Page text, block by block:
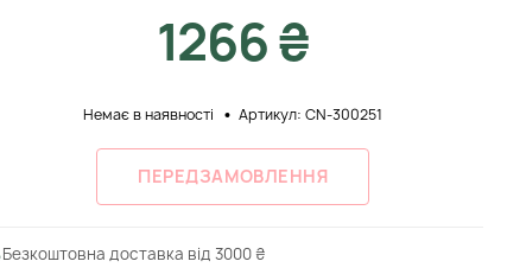
1266 ₴
Немає в наявності Артикул: CN-300251
ПЕРЕДЗАМОВЛЕННЯ
Безкоштовна доставка від 3000 ₴